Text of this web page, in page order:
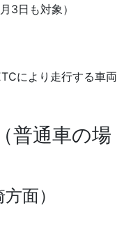
3日も対象）
により走行する車両
普通車の場
面）